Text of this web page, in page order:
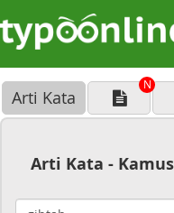
Arti Kata
N
Arti Kata -